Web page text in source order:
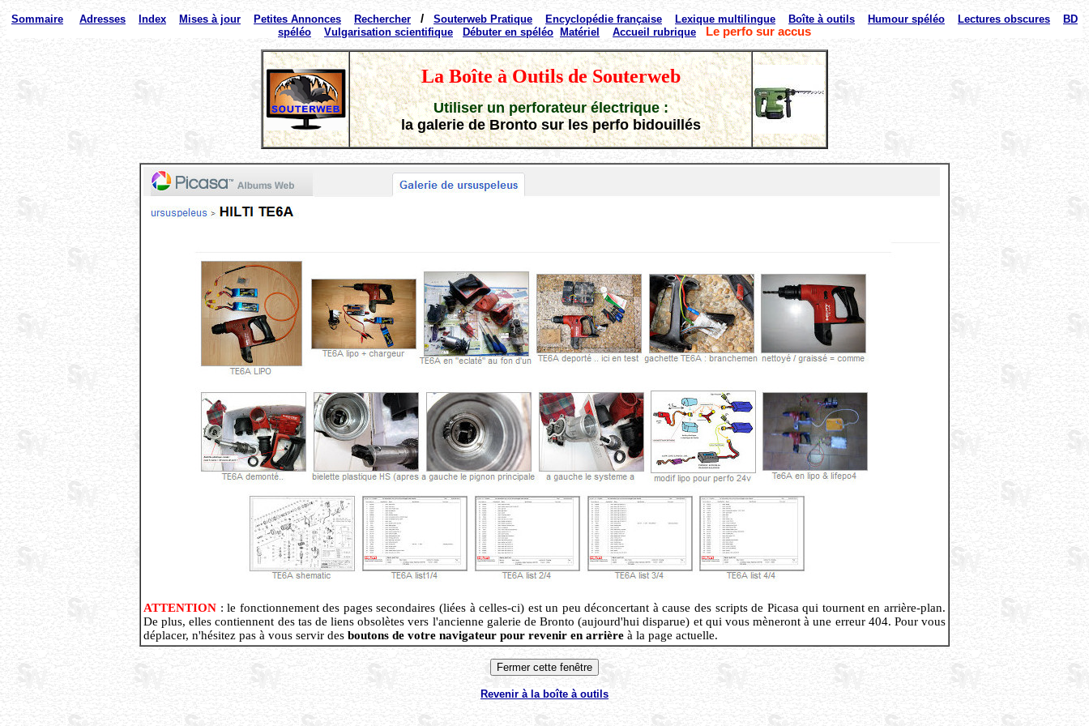
Sommaire Adresses Index Mises à jour Petites Annonces Rechercher / Souterweb Pratique Encyclopédie française Lexique multilingue Boîte à outils Humour spéléo Lectures obscures
BD
spéléo
Vulgarisation scientifique Débuter en spéléo Matériel Accueil rubrique Le perfo sur accus
La Boîte à Outils de Souterweb
Utiliser un perforateurélectrique:
la galerie de Bronto sur les perfo bidouillés
ATTENTION : le fonctionnement des pages secondaires (liées à celles-ci) est un peu déconcertant à cause des scripts de Picasa qui tournent en arrière-plan.
De plus, elles contiennent des tas de liens obsolètes vers l'ancienne galerie de Bronto (aujourd'hui disparue) et qui vous mèneront à une erreur 404. Pour vous
déplacer, n'hésitez pas à vous servir des boutons de votre navigateur pour revenir en arrière à la page actuelle.
Revenir à la boîte à outils